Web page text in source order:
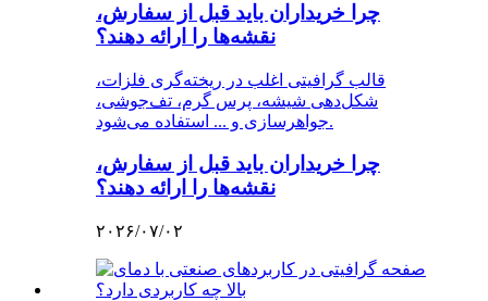
چرا خریداران باید قبل از سفارش،
نقشه‌ها را ارائه دهند؟
قالب گرافیتی اغلب در ریخته‌گری فلزات،
شکل‌دهی شیشه، پرس گرم، تف‌جوشی،
جواهرسازی و ... استفاده می‌شود.
چرا خریداران باید قبل از سفارش،
نقشه‌ها را ارائه دهند؟
۲۰۲۶/۰۷/۰۲